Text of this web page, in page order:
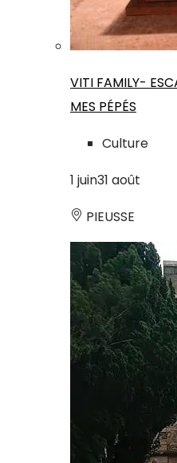
VITI FAMILY-
MES PÉPÉS
Culture
1 juin31 août
PIEUSSE